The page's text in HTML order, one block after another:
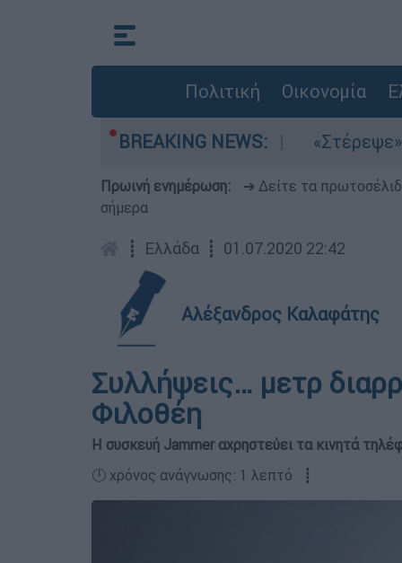
Πολιτική Οικονομία
BREAKING NEWS:
μελτέμια στο Αιγαίο «Στέρεψε» η
Πρωινή ενημέρωση: ➔ Δείτε τα
σήμερα
┋ Ελλάδα ┋ 01.07.2020 22:42
Αλέξανδρος Καλαφάτης
Συλλήψεις… μετρ
Φιλοθέη
Η συσκευή Jammer αχρηστεύει τα κινητά
🕛 χρόνος ανάγνωσης: 1 λεπτό ┋